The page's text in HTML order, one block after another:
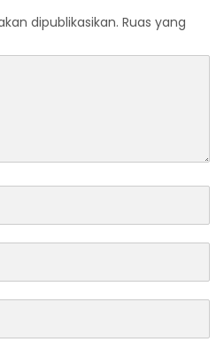
dipublikasikan. Ruas yang